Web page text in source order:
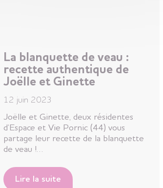
La blanquette de veau :
recette authentique de
Joëlle et Ginette
12 juin 2023
Joëlle et Ginette, deux résidentes
d’Espace et Vie Pornic (44) vous
partage leur recette de la blanquette
de veau !…
Lire la suite